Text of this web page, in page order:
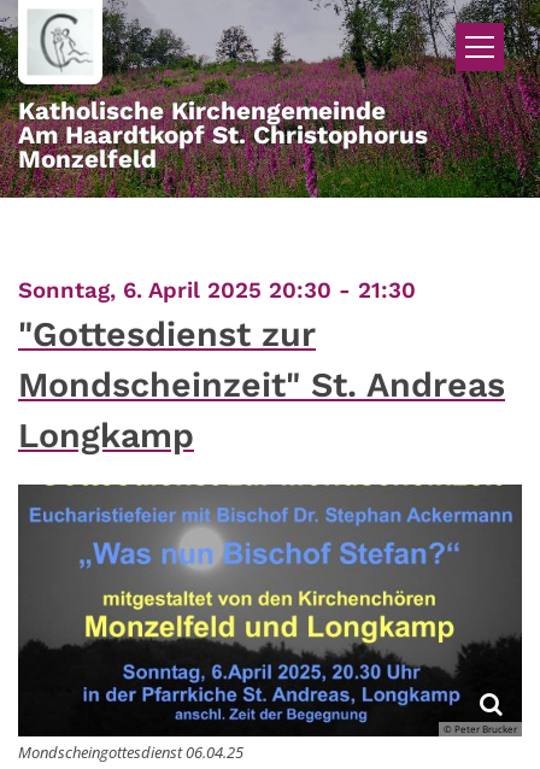
Zum Inhalt springen
Katholische Kirchengemeinde
Am Haardtkopf St. Christophorus
Monzelfeld
Sonntag, 6. April 2025 20:30 - 21:30
"Gottesdienst zur
Mondscheinzeit" St. Andreas
Longkamp
© Peter Brucker
Mondscheingottesdienst 06.04.25